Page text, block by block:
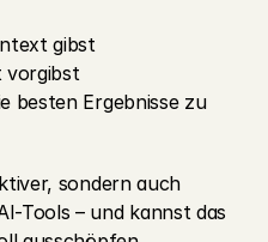
gibst
vorgibst
besten Ergebnisse zu
sondern auch
Tools – und kannst das